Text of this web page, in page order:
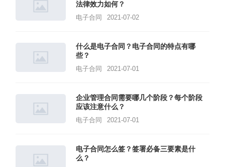
法律效力如何？
电子合同 2021-07-02
什么是电子合同？电子合同的特点有哪
些？
电子合同 2021-07-01
企业管理合同需要哪几个阶段？每个阶段
应该注意什么？
电子合同 2021-07-01
电子合同怎么签？签署必备三要素是什
么？